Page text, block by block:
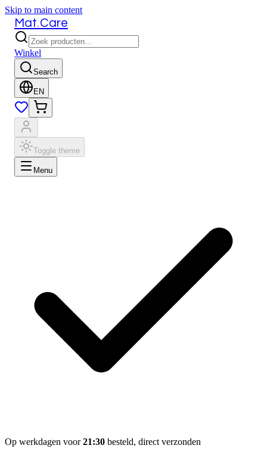
Skip to main content
Mat.Care
Winkel
Search
EN
Toggle theme
Menu
Op werkdagen voor21:30 besteld, direct verzonden